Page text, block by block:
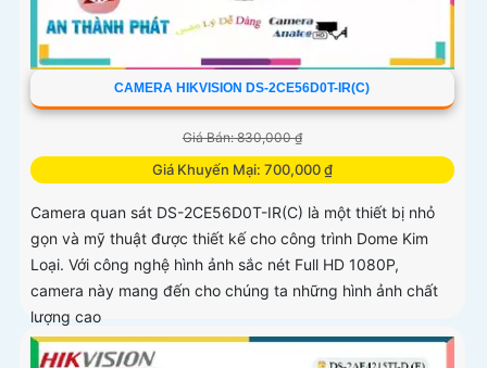
CAMERA HIKVISION DS-2CE56D0T-IR(C)
Giá Bán: 830,000 ₫
Giá Khuyến Mại: 700,000 ₫
Camera quan sát DS-2CE56D0T-IR(C) là một thiết bị nhỏ
gọn và mỹ thuật được thiết kế cho công trình Dome Kim
Loại. Với công nghệ hình ảnh sắc nét Full HD 1080P,
camera này mang đến cho chúng ta những hình ảnh chất
lượng cao